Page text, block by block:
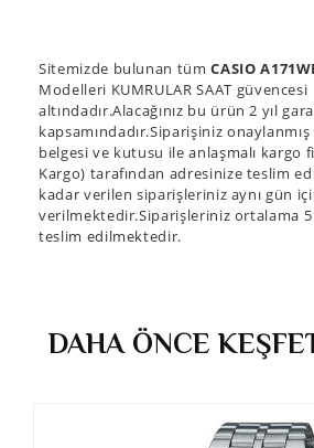
Sitemizde bulunan tümCASIO
Modelleri KUMRULAR SAAT güvencesi
altındadır.Alacağınız bu ürün 2 yıl
kapsamındadır.Siparişiniz
belgesi ve kutusu ile anlaşmalı kargo
Kargo) tarafından adresinize teslim
kadar verilen siparişleriniz aynı gün
verilmektedir.Siparişleriniz ortalama
teslim edilmektedir.
DAHA ÖNCE